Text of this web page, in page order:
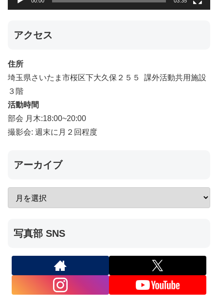
アクセス
住所
埼玉県さいたま市桜区下大久保２５５ 課外活動共用施設
３階
活動時間
部会 月木:18:00~20:00
撮影会: 週末に月２回程度
アーカイブ
写真部 SNS